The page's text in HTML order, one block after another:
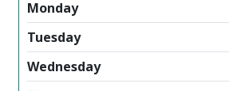
Monday
Tuesday
Wednesday